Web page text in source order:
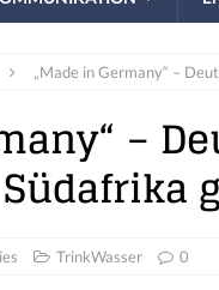
„Made in Germany“ –
–
TrinkWasser 0